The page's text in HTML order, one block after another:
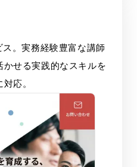
。実務経験豊富な講師
せる実践的なスキルを
応。